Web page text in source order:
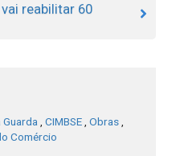
reabilitar 60
CIMBSE Obras
Comércio